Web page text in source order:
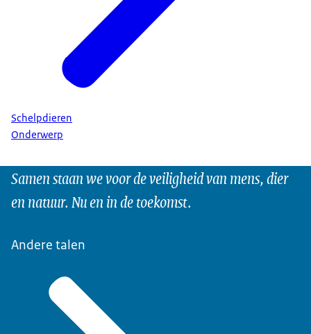
Schelpdieren
Onderwerp
Samen staan we voor de veiligheid van mens, dier
en natuur. Nu en in de toekomst.
Andere talen